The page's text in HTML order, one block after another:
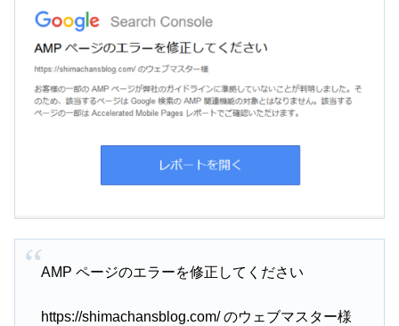
AMP ページのエラーを修正してください
https://shimachansblog.com/ のウェブマスター様